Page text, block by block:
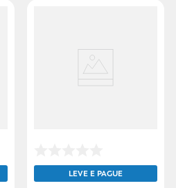
LEVE E PAGUE